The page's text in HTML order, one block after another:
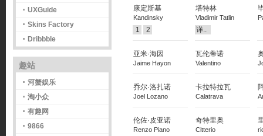
UXGuide
Skins Factory
Dribbble
趣站
河蟹娱乐
淘小众
有趣网
9866
康定斯基
Kandinsky
1 2
塔特林
Vladimir Tatlin
详..
亚米·海因
Jaime Hayon
瓦伦蒂诺
Valentino
乔尔·洛扎诺
Joel Lozano
卡拉特拉瓦
Calatrava
伦佐·皮亚诺
Renzo Piano
奇特里奥
Citterio